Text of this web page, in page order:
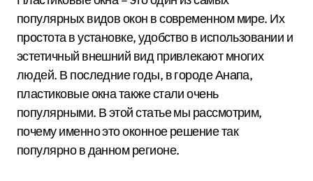
популярных видов окон в современном мире. Их
простота в установке, удобство в использовании и
эстетичный внешний вид привлекают многих
людей. В последние годы, в городе Анапа,
пластиковые окна также стали очень
популярными. В этой статье мы рассмотрим,
почему именно это оконное решение так
популярно в данном регионе.